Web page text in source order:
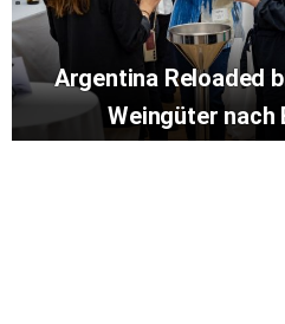
Argentina Reloaded
Weingüter nach